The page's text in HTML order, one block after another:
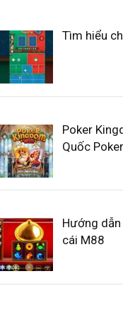
Tìm hiểu
Poker
Quốc
Hướng dẫn
cái M88